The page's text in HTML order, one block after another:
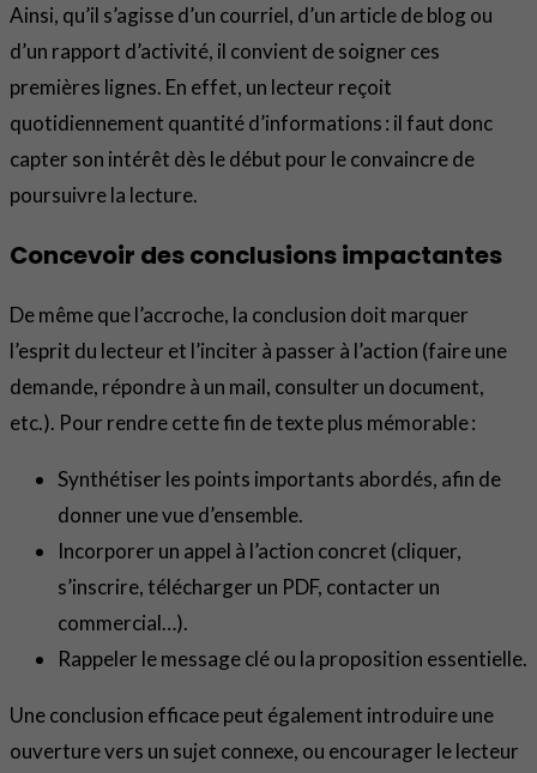
Ainsi, qu’il s’agisse d’un courriel, d’un article de blog ou
d’un rapport d’activité, il convient de soigner ces
premières lignes. En effet, un lecteur reçoit
quotidiennement quantité d’informations : il faut donc
capter son intérêt dès le début pour le convaincre de
poursuivre la lecture.
Concevoir des conclusions impactantes
De même que l’accroche, la conclusion doit marquer
l’esprit du lecteur et l’inciter à passer à l’action (faire une
demande, répondre à un mail, consulter un document,
etc.). Pour rendre cette fin de texte plus mémorable :
Synthétiser les points importants abordés, afin de
donner une vue d’ensemble.
Incorporer un appel à l’action concret (cliquer,
s’inscrire, télécharger un PDF, contacter un
commercial…).
Rappeler le message clé ou la proposition essentielle.
Une conclusion efficace peut également introduire une
ouverture vers un sujet connexe, ou encourager le lecteur